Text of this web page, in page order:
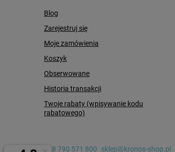
Blog
Zarejestruj się
Moje zamówienia
Koszyk
Obserwowane
Historia transakcji
Twoje rabaty (wpisywanie kodu
rabatowego)
+48 790 571 800 sklep@kronos-shop.pl